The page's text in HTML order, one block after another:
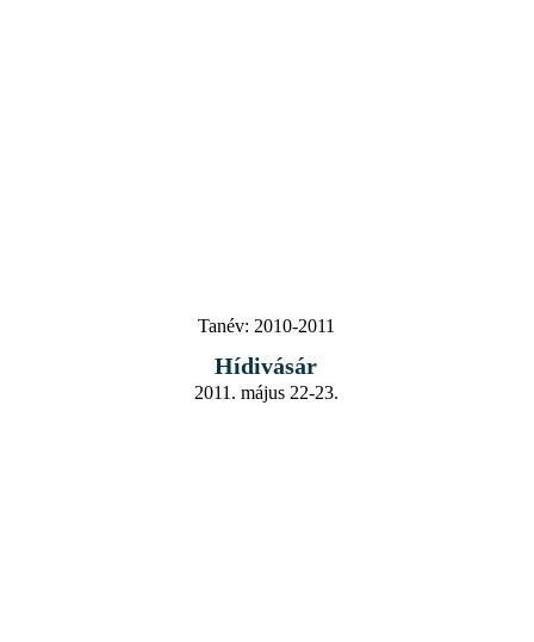
Tanév: 2010-2011
Hídivásár
2011. május 22-23.